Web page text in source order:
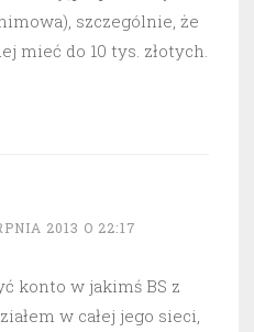
szczególnie, że
mieć do 10 tys. złotych.
2013 O 22:17
konto w jakimś BS z
w całej jego sieci,